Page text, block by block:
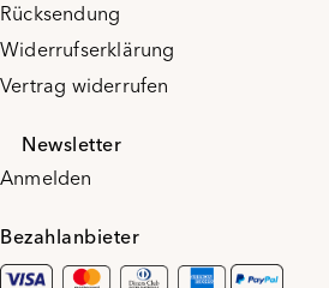
Rücksendung
Widerrufserklärung
Vertrag widerrufen
Newsletter
Anmelden
Bezahlanbieter